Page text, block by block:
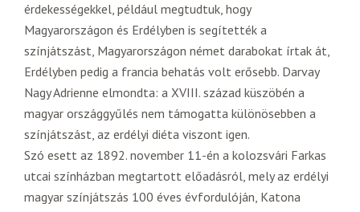
érdekességekkel, például megtudtuk, hogy
Magyarországon és Erdélyben is segítették a
színjátszást, Magyarországon német darabokat írtak át,
Erdélyben pedig a francia behatás volt erősebb. Darvay
Nagy Adrienne elmondta: a XVIII. század küszöbén a
magyar országgyűlés nem támogatta különösebben a
színjátszást, az erdélyi diéta viszont igen.
Szó esett az 1892. november 11-én a kolozsvári Farkas
utcai színházban megtartott előadásról, mely az erdélyi
magyar színjátszás 100 éves évfordulóján, Katona